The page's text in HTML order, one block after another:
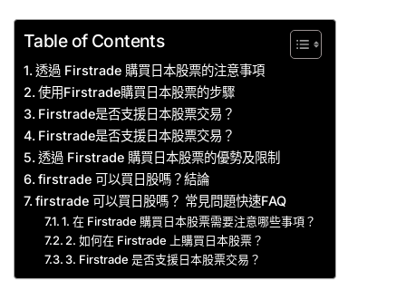
Table of Contents
透過 Firstrade 購買日本股票的注意事項
使用Firstrade購買日本股票的步驟
Firstrade是否支援日本股票交易？
Firstrade是否支援日本股票交易？
透過 Firstrade 購買日本股票的優勢及限制
firstrade 可以買日股嗎？結論
firstrade 可以買日股嗎？ 常見問題快速FAQ
1. 在 Firstrade 購買日本股票需要注意哪些事項？
2. 如何在 Firstrade 上購買日本股票？
3. Firstrade 是否支援日本股票交易？